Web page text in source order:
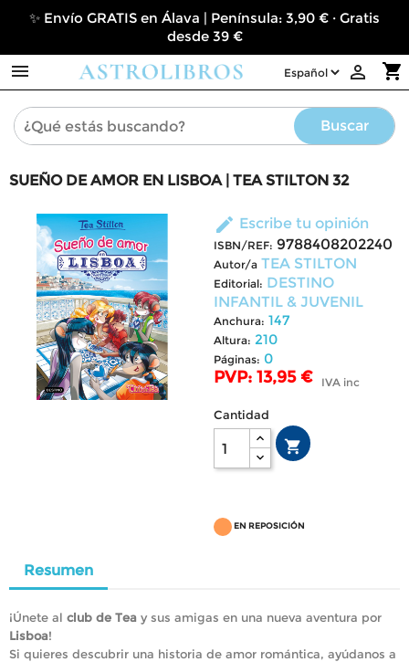
✨ Envío GRATIS en Álava | Península: 3,90 € · Gratis
desde 39 €
 shopping_cart

Buscar
SUEÑO DE AMOR EN LISBOA | TEA STILTON 32
edit Escribe tu opinión
ISBN/REF: 9788408202240
Autor/a TEA STILTON
Editorial: DESTINO
INFANTIL & JUVENIL
Anchura: 147
Altura: 210
Páginas: 0
PVP: 13,95 € IVA inc
Cantidad

EN REPOSICIÓN
Resumen
¡Únete al club de Tea y sus amigas en una nueva aventura por
Lisboa!
Si quieres descubrir una historia de amor romántica, ayúdanos a